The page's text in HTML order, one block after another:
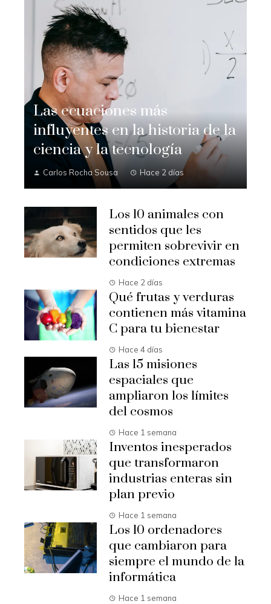
Las ecuaciones más
influyentes en la historia de la
ciencia y la tecnología
Carlos Rocha Sousa Hace 2 días
Los 10 animales con
sentidos que les
permiten sobrevivir en
condiciones extremas
Hace 2 días
Qué frutas y verduras
contienen más vitamina
C para tu bienestar
Hace 4 días
Las 15 misiones
espaciales que
ampliaron los límites
del cosmos
Hace 1 semana
Inventos inesperados
que transformaron
industrias enteras sin
plan previo
Hace 1 semana
Los 10 ordenadores
que cambiaron para
siempre el mundo de la
informática
Hace 1 semana